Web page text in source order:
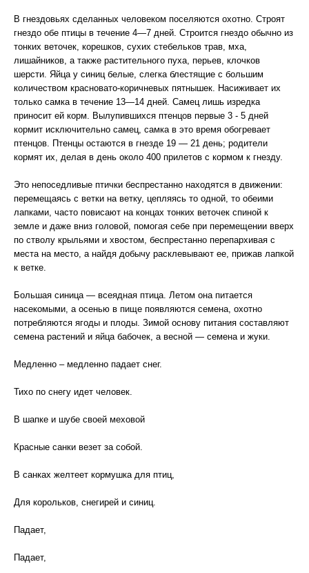
В гнездовьях сделанных человеком поселяются охотно. Строят
гнездо обе птицы в течение 4—7 дней. Строится гнездо обычно из
тонких веточек, корешков, сухих стебельков трав, мха,
лишайников, а также растительного пуха, перьев, клочков
шерсти. Яйца у синиц белые, слегка блестящие с большим
количеством красновато-коричневых пятнышек. Насиживает их
только самка в течение 13—14 дней. Самец лишь изредка
приносит ей корм. Вылупившихся птенцов первые 3 - 5 дней
кормит исключительно самец, самка в это время обогревает
птенцов. Птенцы остаются в гнезде 19 — 21 день; родители
кормят их, делая в день около 400 прилетов с кормом к гнезду.
Это непоседливые птички беспрестанно находятся в движении:
перемещаясь с ветки на ветку, цепляясь то одной, то обеими
лапками, часто повисают на концах тонких веточек спиной к
земле и даже вниз головой, помогая себе при перемещении вверх
по стволу крыльями и хвостом, беспрестанно перепархивая с
места на место, а найдя добычу расклевывают ее, прижав лапкой
к ветке.
Большая синица — всеядная птица. Летом она питается
насекомыми, а осенью в пище появляются семена, охотно
потребляются ягоды и плоды. Зимой основу питания составляют
семена растений и яйца бабочек, а весной — семена и жуки.
Медленно – медленно падает снег.
Тихо по снегу идет человек.
В шапке и шубе своей меховой
Красные санки везет за собой.
В санках желтеет кормушка для птиц,
Для корольков, снегирей и синиц.
Падает,
Падает,